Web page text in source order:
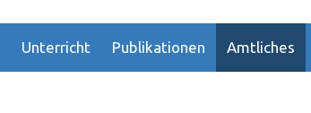
Unterricht Publikationen Amtliches